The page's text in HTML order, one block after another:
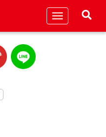
Toggle